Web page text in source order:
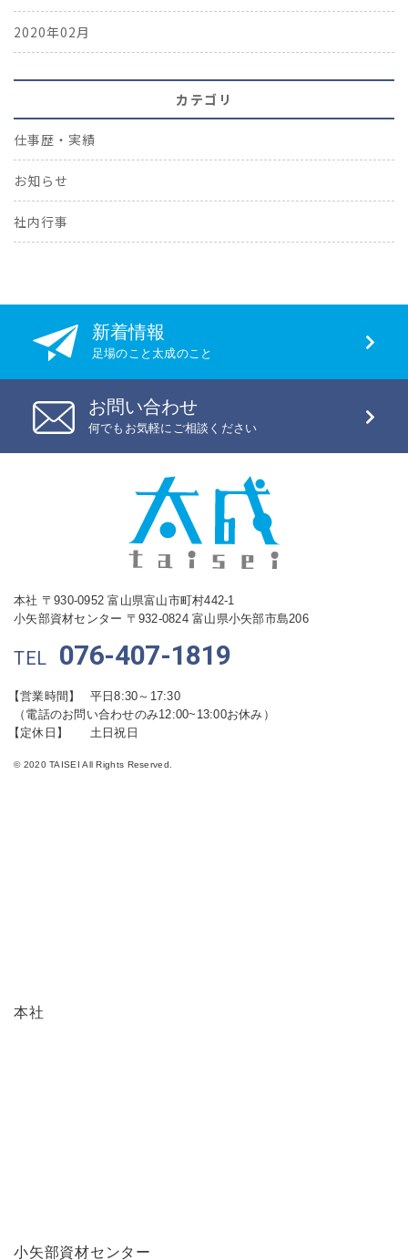
2020年02月
カテゴリ
仕事歴・実績
お知らせ
社内行事
新着情報
足場のこと太成のこと
お問い合わせ
何でもお気軽にご相談ください
本社 〒930-0952 富山県富山市町村442-1
小矢部資材センター 〒932-0824 富山県小矢部市島206
TEL 076-407-1819
【営業時間】
平日8:30～17:30
（電話のお問い合わせのみ12:00~13:00お休み）
【定休日】
土日祝日
© 2020 TAISEI All Rights Reserved.
本社
小矢部資材センター